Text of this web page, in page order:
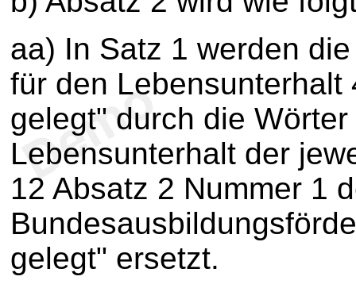
aa) In Satz 1 werden
für den
gelegt" durch die
Lebensunterhalt der
12 Absatz 2 Nummer 1
gelegt" ersetzt.